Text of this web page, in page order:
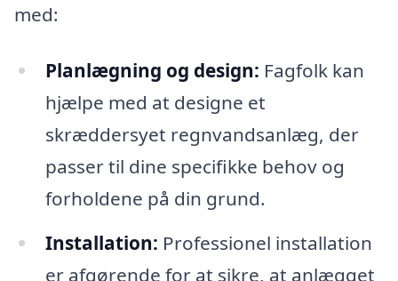
med:
Planlægning og design: Fagfolk kan
hjælpe med at designe et
skræddersyet regnvandsanlæg, der
passer til dine specifikke behov og
forholdene på din grund.
Installation: Professionel installation
er afgørende for at sikre, at anlægget